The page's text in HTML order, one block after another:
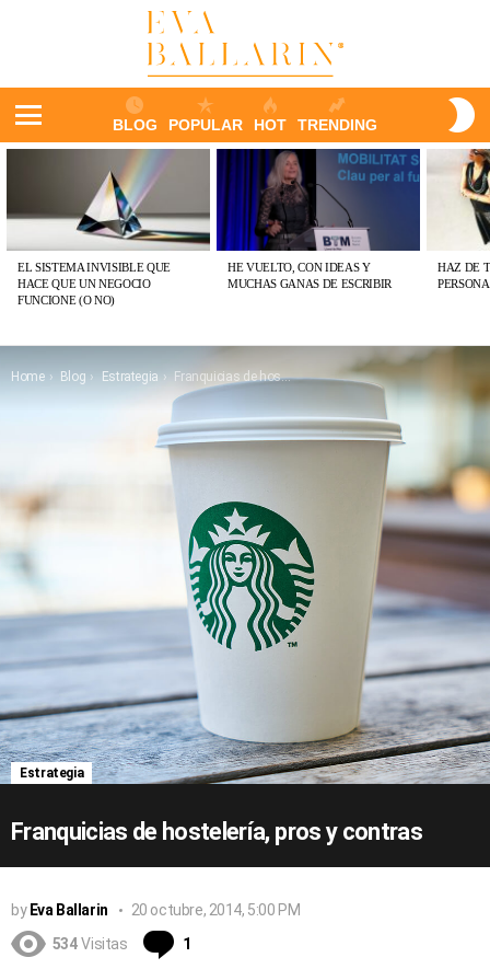
BLOG POPULAR HOT TRENDING
PUBLICACIONES
EL SISTEMA INVISIBLE QUE
HACE QUE UN NEGOCIO
FUNCIONE (O NO)
HE VUELTO, CON IDEAS Y
MUCHAS GANAS DE ESCRIBIR
HAZ DE
You are here:
Home Blog Estrategia Franquicias de hostelería, pros y contras
Estrategia
Franquicias de hostelería, pros y contras
by Eva Ballarin
20 octubre, 2014, 5:00 PM
534 Visitas 1